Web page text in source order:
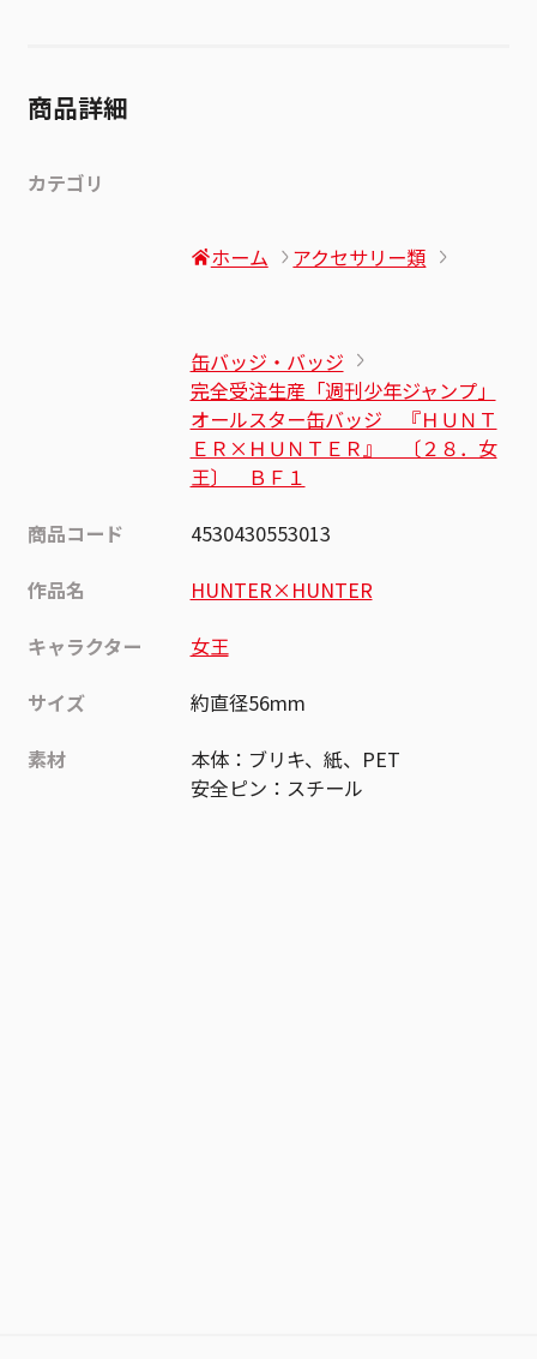
商品詳細
カテゴリ
ホーム アクセサリー類
缶バッジ・バッジ
完全受注生産「週刊少年ジャンプ」
オールスター缶バッジ 『ＨＵＮＴ
ＥＲ×ＨＵＮＴＥＲ』 〔２８．女
王〕 ＢＦ１
商品コード
4530430553013
作品名
HUNTER×HUNTER
キャラクター
女王
サイズ
約直径56mm
素材
本体：ブリキ、紙、PET
安全ピン：スチール